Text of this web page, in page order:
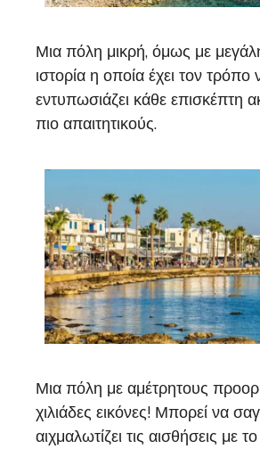
Μια πόλη μικρή, όμως με
ιστορία η οποία έχει τον τρόπο
εντυπωσιάζει κάθε επισκέπτη
πιο απαιτητικούς.
Μια πόλη με αμέτρητους
χιλιάδες εικόνες! Μπορεί να
αιχμαλωτίζει τις αισθήσεις με